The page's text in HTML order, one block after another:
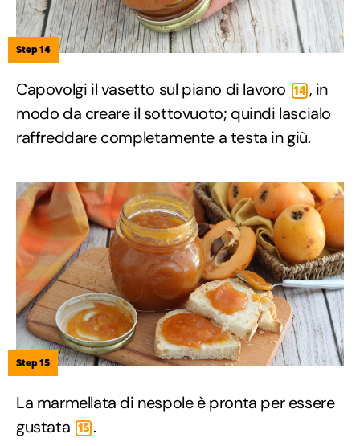
Step 14
Capovolgi il vasetto sul piano di lavoro 14 , in
modo da creare il sottovuoto; quindi lascialo
raffreddare completamente a testa in giù.
Step 15
La marmellata di nespole è pronta per essere
gustata 15 .